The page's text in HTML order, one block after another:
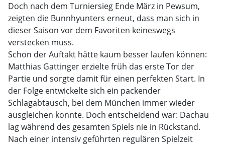
Doch nach dem Turniersieg Ende März in Pewsum,
zeigten die Bunnhyunters erneut, dass man sich in
dieser Saison vor dem Favoriten keineswegs
verstecken muss.
Schon der Auftakt hätte kaum besser laufen können:
Matthias Gattinger erzielte früh das erste Tor der
Partie und sorgte damit für einen perfekten Start. In
der Folge entwickelte sich ein packender
Schlagabtausch, bei dem München immer wieder
ausgleichen konnte. Doch entscheidend war: Dachau
lag während des gesamten Spiels nie in Rückstand.
Nach einer intensiv geführten regulären Spielzeit